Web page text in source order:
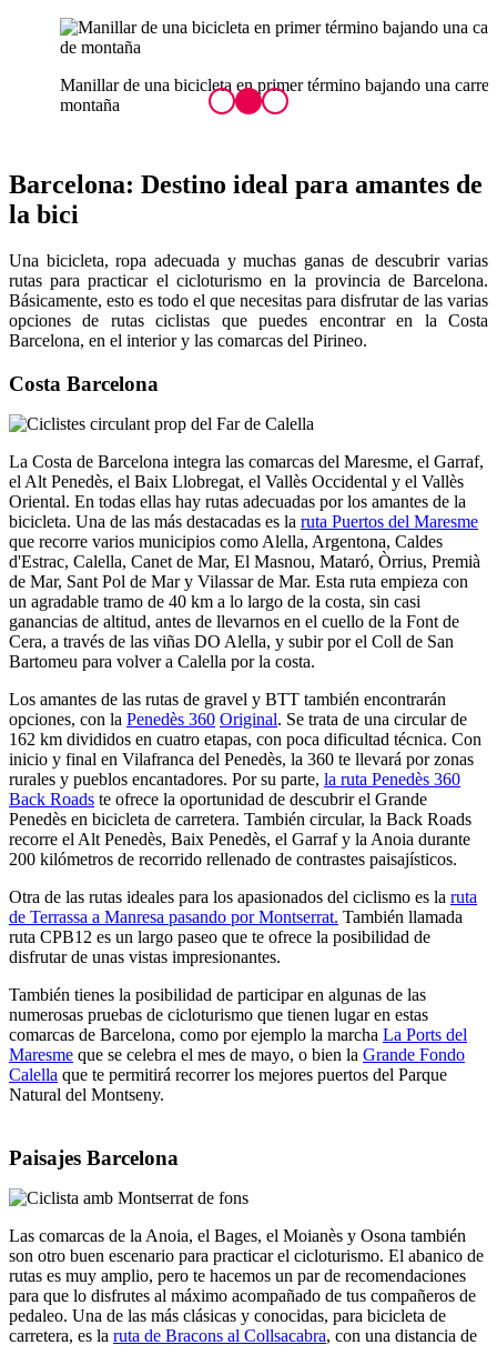
Manillar de una bicicleta en primer término bajando una carretera de
montaña
Barcelona: Destino ideal para amantes de
la bici
Una bicicleta, ropa adecuada y muchas ganas de descubrir varias
rutas para practicar el cicloturismo en la provincia de Barcelona.
Básicamente, esto es todo el que necesitas para disfrutar de las varias
opciones de rutas ciclistas que puedes encontrar en la Costa
Barcelona, en el interior y las comarcas del Pirineo.
Costa Barcelona
La Costa de Barcelona integra las comarcas del Maresme, el Garraf,
el Alt Penedès, el Baix Llobregat, el Vallès Occidental y el Vallès
Oriental. En todas ellas hay rutas adecuadas por los amantes de la
bicicleta. Una de las más destacadas es la ruta Puertos del Maresme
que recorre varios municipios como Alella, Argentona, Caldes
d'Estrac, Calella, Canet de Mar, El Masnou, Mataró, Òrrius, Premià
de Mar, Sant Pol de Mar y Vilassar de Mar. Esta ruta empieza con
un agradable tramo de 40 km a lo largo de la costa, sin casi
ganancias de altitud, antes de llevarnos en el cuello de la Font de
Cera, a través de las viñas DO Alella, y subir por el Coll de San
Bartomeu para volver a Calella por la costa.
Los amantes de las rutas de gravel y BTT también encontrarán
opciones, con la Penedès 360 Original. Se trata de una circular de
162 km divididos en cuatro etapas, con poca dificultad técnica. Con
inicio y final en Vilafranca del Penedès, la 360 te llevará por zonas
rurales y pueblos encantadores. Por su parte, la ruta Penedès 360
Back Roads te ofrece la oportunidad de descubrir el Grande
Penedès en bicicleta de carretera. También circular, la Back Roads
recorre el Alt Penedès, Baix Penedès, el Garraf y la Anoia durante
200 kilómetros de recorrido rellenado de contrastes paisajísticos.
Otra de las rutas ideales para los apasionados del ciclismo es la ruta
de Terrassa a Manresa pasando por Montserrat. También llamada
ruta CPB12 es un largo paseo que te ofrece la posibilidad de
disfrutar de unas vistas impresionantes.
También tienes la posibilidad de participar en algunas de las
numerosas pruebas de cicloturismo que tienen lugar en estas
comarcas de Barcelona, como por ejemplo la marcha La Ports del
Maresme que se celebra el mes de mayo, o bien la Grande Fondo
Calella que te permitirá recorrer los mejores puertos del Parque
Natural del Montseny.
Paisajes Barcelona
Las comarcas de la Anoia, el Bages, el Moianès y Osona también
son otro buen escenario para practicar el cicloturismo. El abanico de
rutas es muy amplio, pero te hacemos un par de recomendaciones
para que lo disfrutes al máximo acompañado de tus compañeros de
pedaleo. Una de las más clásicas y conocidas, para bicicleta de